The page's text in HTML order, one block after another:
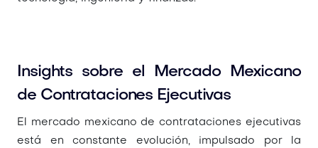
Insights sobre el Mercado Mexicano
de Contrataciones Ejecutivas
El mercado mexicano de contrataciones ejecutivas
está en constante evolución, impulsado por la